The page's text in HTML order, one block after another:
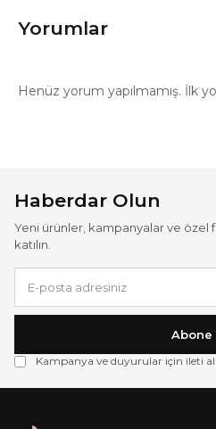
Yorumlar
Henüz yorum yapılmamış. İlk
Haberdar Olun
Yeni ürünler, kampanyalar ve özel
katılın.
Abone
Kampanya ve duyurular için ileti